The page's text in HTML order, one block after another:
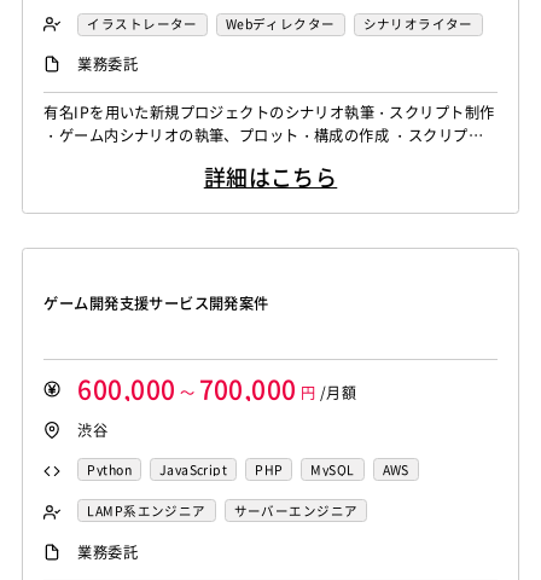
験 ・世界観設定からライティングまでの実務経験
イラストレーター Webディレクター シナリオライター
業務委託
有名IPを用いた新規プロジェクトのシナリオ執筆・スクリプト制作
・ゲーム内シナリオの執筆、プロット・構成の作成 ・スクリプト
ター設定などの構築・整合性チェック ・社内外の関係者との調
×回答をお願いいたします。
詳細はこちら
ゲーム開発支援サービス開発案件
600,000 ～ 700,000 円 /月額
渋谷
Python JavaScript PHP MySQL
AWS
Laravel
TypeScript Docker
LAMP系エンジニア
サーバーエンジニア
シナリオライター
業務委託